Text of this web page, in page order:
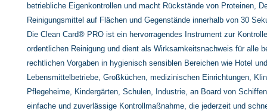
betriebliche Eigenkontrollen und macht Rückstände von Proteinen,
Reinigungsmittel auf Flächen und Gegenstände innerhalb von 30
Die Clean Card® PRO ist ein hervorragendes Instrument zur
ordentlichen Reinigung und dient als Wirksamkeitsnachweis für alle
rechtlichen Vorgaben in hygienisch sensiblen Bereichen wie Hotel
Lebensmittelbetriebe, Großküchen, medizinischen Einrichtungen,
Pflegeheime, Kindergärten, Schulen, Industrie, an Board von
einfache und zuverlässige Kontrollmaßnahme, die jederzeit und